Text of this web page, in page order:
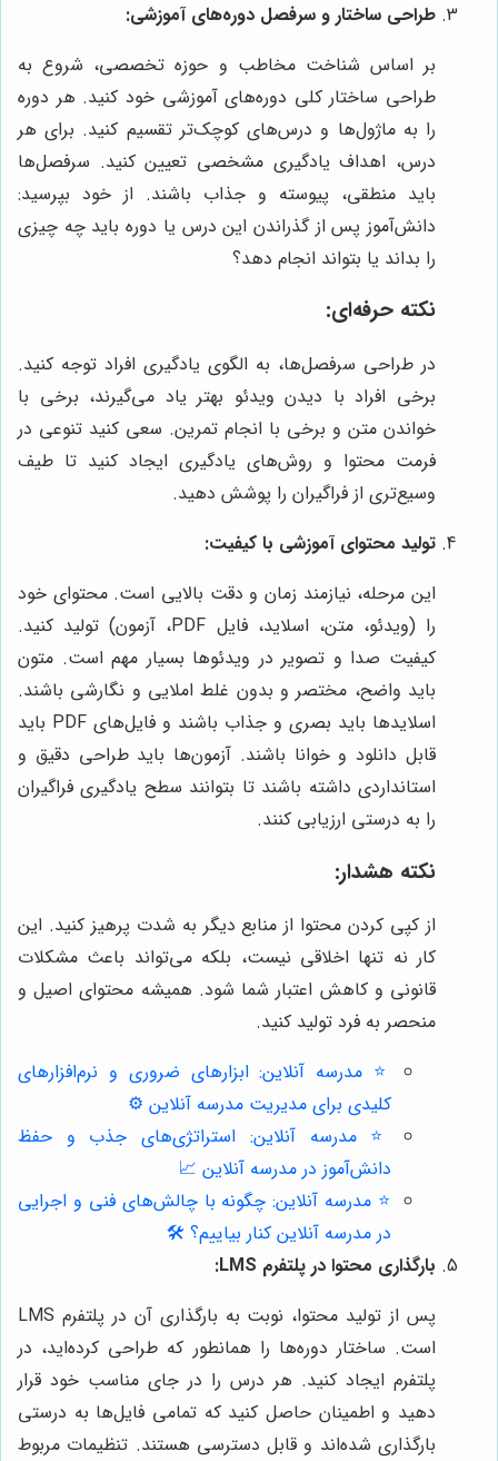
طراحی ساختار و سرفصل دوره‌های آموزشی:
بر اساس شناخت مخاطب و حوزه تخصصی، شروع به
طراحی ساختار کلی دوره‌های آموزشی خود کنید. هر دوره
را به ماژول‌ها و درس‌های کوچک‌تر تقسیم کنید. برای هر
درس، اهداف یادگیری مشخصی تعیین کنید. سرفصل‌ها
باید منطقی، پیوسته و جذاب باشند. از خود بپرسید:
دانش‌آموز پس از گذراندن این درس یا دوره باید چه چیزی
را بداند یا بتواند انجام دهد؟
نکته حرفه‌ای:
در طراحی سرفصل‌ها، به الگوی یادگیری افراد توجه کنید.
برخی افراد با دیدن ویدئو بهتر یاد می‌گیرند، برخی با
خواندن متن و برخی با انجام تمرین. سعی کنید تنوعی در
فرمت محتوا و روش‌های یادگیری ایجاد کنید تا طیف
وسیع‌تری از فراگیران را پوشش دهید.
تولید محتوای آموزشی با کیفیت:
این مرحله، نیازمند زمان و دقت بالایی است. محتوای خود
را (ویدئو، متن، اسلاید، فایل PDF، آزمون) تولید کنید.
کیفیت صدا و تصویر در ویدئوها بسیار مهم است. متون
باید واضح، مختصر و بدون غلط املایی و نگارشی باشند.
اسلایدها باید بصری و جذاب باشند و فایل‌های PDF باید
قابل دانلود و خوانا باشند. آزمون‌ها باید طراحی دقیق و
استانداردی داشته باشند تا بتوانند سطح یادگیری فراگیران
را به درستی ارزیابی کنند.
نکته هشدار:
از کپی کردن محتوا از منابع دیگر به شدت پرهیز کنید. این
کار نه تنها اخلاقی نیست، بلکه می‌تواند باعث مشکلات
قانونی و کاهش اعتبار شما شود. همیشه محتوای اصیل و
منحصر به فرد تولید کنید.
⭐️ مدرسه آنلاین: ابزارهای ضروری و نرم‌افزارهای
کلیدی برای مدیریت مدرسه آنلاین ⚙️
⭐️ مدرسه آنلاین: استراتژی‌های جذب و حفظ
دانش‌آموز در مدرسه آنلاین 📈
⭐️ مدرسه آنلاین: چگونه با چالش‌های فنی و اجرایی
در مدرسه آنلاین کنار بیاییم؟ 🛠️
بارگذاری محتوا در پلتفرم LMS:
پس از تولید محتوا، نوبت به بارگذاری آن در پلتفرم LMS
است. ساختار دوره‌ها را همانطور که طراحی کرده‌اید، در
پلتفرم ایجاد کنید. هر درس را در جای مناسب خود قرار
دهید و اطمینان حاصل کنید که تمامی فایل‌ها به درستی
بارگذاری شده‌اند و قابل دسترسی هستند. تنظیمات مربوط